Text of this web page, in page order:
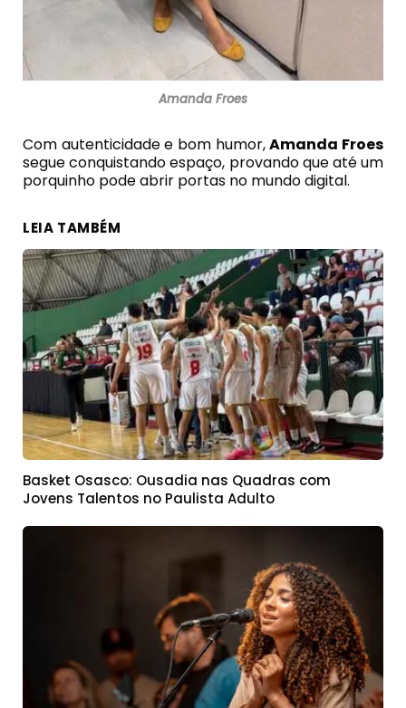
Amanda Froes
Com autenticidade e bom humor,Amanda Froes
segue conquistando espaço, provando que até um
porquinho pode abrir portas no mundo digital.
LEIA TAMBÉM
Basket Osasco: Ousadia nas Quadras com
Jovens Talentos no Paulista Adulto